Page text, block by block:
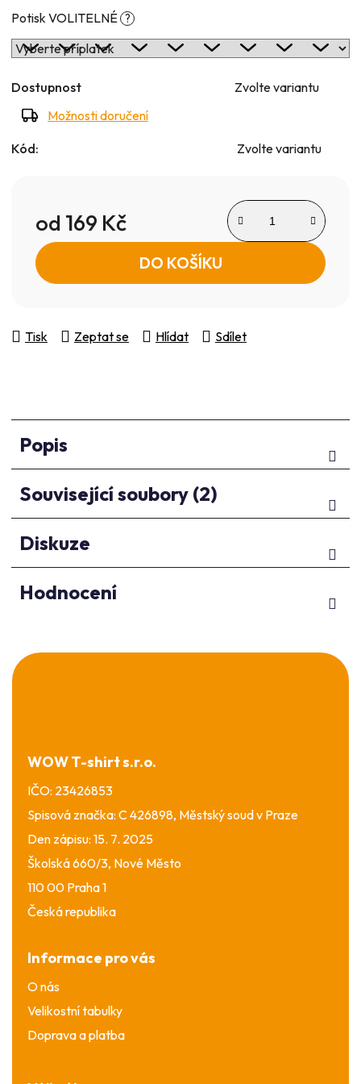
Potisk VOLITELNÉ ?
Dostupnost
Zvolte variantu
Možnosti doručení
Kód: Zvolte variantu
od 169 Kč
Měrná cena:
DO KOŠÍKU
Tisk Zeptat se Hlídat Sdílet
Popis
Související soubory (2)
Diskuze
Hodnocení
Z
á
WOW T-shirt s.r.o.
IČO: 23426853
Spisová značka: C 426898, Městský soud v Praze
Den zápisu: 15. 7. 2025
Školská 660/3, Nové Město
110 00 Praha 1
Česká republika
Informace pro vás
O nás
Velikostní tabulky
Doprava a platba